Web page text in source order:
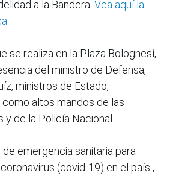
a la Bandera. Vea aquí la
se realiza en la Plaza Bolognesí,
del ministro de Defensa,
ministros de Estado,
altos mandos de las
y de la Policía Nacional.
emergencia sanitaria para
(covid-19) en el país ,